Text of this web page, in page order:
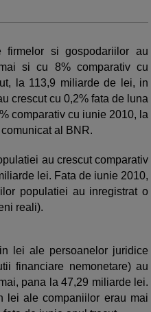
si gospodariilor au
si cu 8% comparativ cu
la 113,9 miliarde de lei, in
crescut cu 0,2% fata de luna
comparativ cu iunie 2010, la
al BNR.
au crescut comparativ
lei. Fata de iunie 2010,
populatiei au inregistrat o
reali).
lei ale persoanelor juridice
financiare nemonetare) au
pana la 47,29 miliarde lei.
lei ale companiilor erau mai